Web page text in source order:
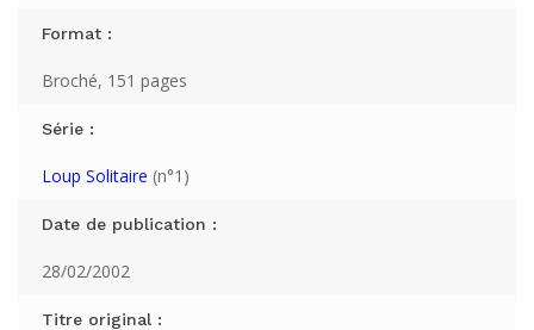
Format :
Broché, 151 pages
Série :
Loup Solitaire (n°1)
Date de publication :
28/02/2002
Titre original :